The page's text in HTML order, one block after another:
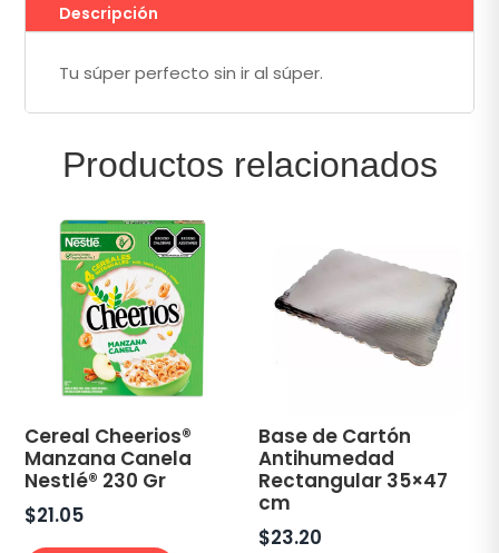
Descripción
Tu súper perfecto sin ir al súper.
Productos relacionados
Cereal Cheerios®
Manzana Canela
Nestlé® 230 Gr
$21.05
Base de Cartón
Antihumedad
Rectangular 35×47
cm
$23.20